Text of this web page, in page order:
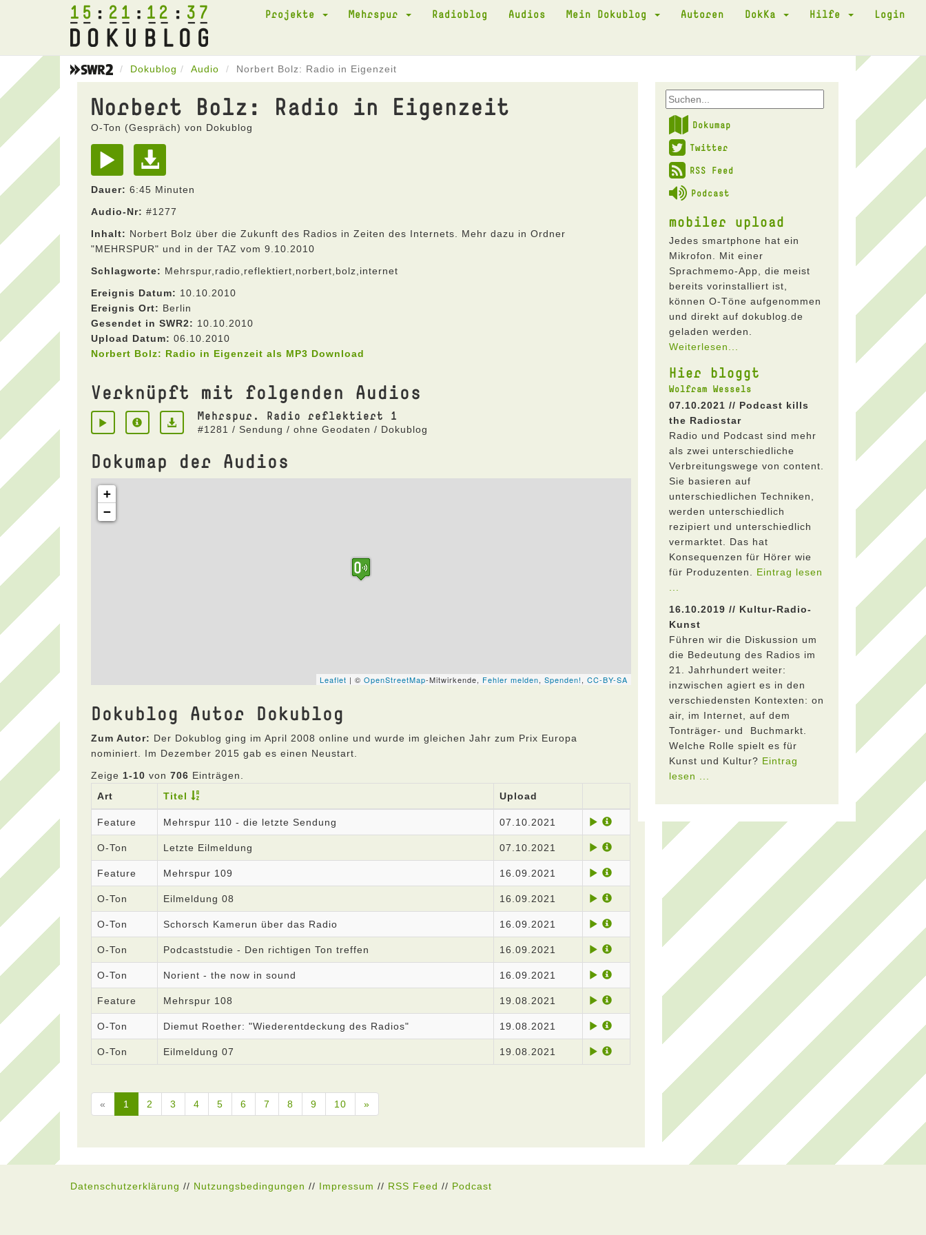
15 21 12 37 Projekte Mehrspur Radioblog Audios Mein Dokublog Autoren DokKa Hilfe Login
Dokublog Audio Norbert Bolz: Radio in Eigenzeit
Norbert Bolz: Radio in Eigenzeit
O-Ton (Gespräch) von Dokublog
Dauer: 6:45 Minuten
Audio-Nr: #1277
Inhalt: Norbert Bolz über die Zukunft des Radios in Zeiten des Internets. Mehr dazu in Ordner
"MEHRSPUR" und in der TAZ vom 9.10.2010
Schlagworte: Mehrspur,radio,reflektiert,norbert,bolz,internet
Ereignis Datum: 10.10.2010
Ereignis Ort: Berlin
Gesendet in SWR2: 10.10.2010
Upload Datum: 06.10.2010
Norbert Bolz: Radio in Eigenzeit als MP3 Download
Verknüpft mit folgenden Audios
Mehrspur. Radio reflektiert 1
#1281 / Sendung / ohne Geodaten / Dokublog
Dokumap der Audios
Dokublog Autor Dokublog
Zum Autor: Der Dokublog ging im April 2008 online und wurde im gleichen Jahr zum Prix Europa
nominiert. Im Dezember 2015 gab es einen Neustart.
Zeige 1-10 von 706 Einträgen.
Art
Titel Upload
Feature Mehrspur 110 - die letzte Sendung 07.10.2021
O-Ton Letzte Eilmeldung 07.10.2021
Feature Mehrspur 109 16.09.2021
O-Ton Eilmeldung 08 16.09.2021
O-Ton Schorsch Kamerun über das Radio 16.09.2021
O-Ton Podcaststudie - Den richtigen Ton treffen 16.09.2021
O-Ton Norient - the now in sound 16.09.2021
Feature Mehrspur 108 19.08.2021
O-Ton Diemut Roether: "Wiederentdeckung des Radios" 19.08.2021
O-Ton Eilmeldung 07 19.08.2021
« 1 2 3 4 5 6 7 8 9 10 »
Dokumap
Twitter
RSS Feed
Podcast
mobiler upload
Jedes smartphone hat ein
Mikrofon. Mit einer
Sprachmemo-App, die meist
bereits vorinstalliert ist,
können O-Töne aufgenommen
und direkt auf dokublog.de
geladen werden.
Weiterlesen...
Hier bloggt
Wolfram Wessels
07.10.2021 // Podcast kills
the Radiostar
Radio und Podcast sind mehr
als zwei unterschiedliche
Verbreitungswege von content.
Sie basieren auf
unterschiedlichen Techniken,
werden unterschiedlich
rezipiert und unterschiedlich
vermarktet. Das hat
Konsequenzen für Hörer wie
für Produzenten. Eintrag lesen
16.10.2019 // Kultur-Radio-
Kunst
Führen wir die Diskussion um
die Bedeutung des Radios im
21. Jahrhundert weiter:
inzwischen agiert es in den
verschiedensten Kontexten: on
air, im Internet, auf dem
Tonträger- und Buchmarkt.
Welche Rolle spielt es für
Kunst und Kultur? Eintrag
lesen ...
Datenschutzerklärung // Nutzungsbedingungen // Impressum // RSS Feed // Podcast